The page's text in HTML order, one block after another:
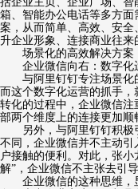
箱、智能办公电话等多方
案，从而简单、高效、安
升企业形象、连接商业往来
场景化的高效解决方案，
企业微信向右：数字化
与阿里钉钉专注场景化的
而这个数字化运营的抓手，
转化的过程中，企业微信
部两个维度上的连接更加顺
另外，与阿里钉钉积极引
不同，企业微信并不主动引
户接触的便利。对此，张
解”，企业微信不主张去引
企业微信的这种思维，